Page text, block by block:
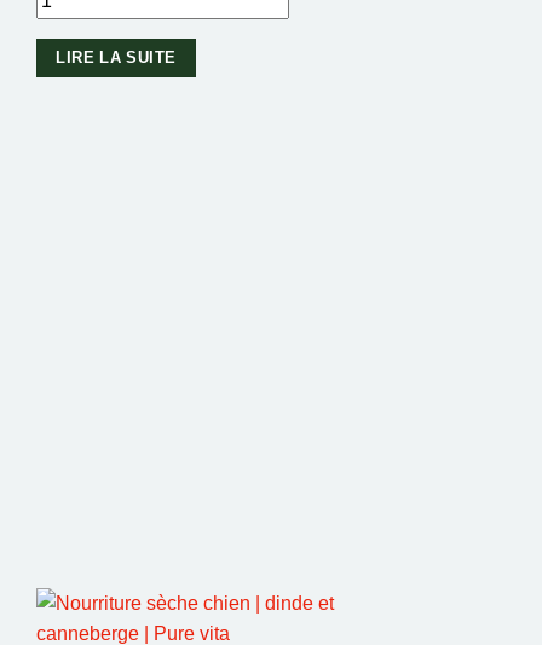
LIRE LA SUITE